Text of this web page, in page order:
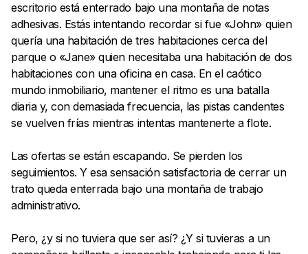
escritorio está enterrado bajo una montaña de notas
adhesivas. Estás intentando recordar si fue «John» quien
quería una habitación de tres habitaciones cerca del
parque o «Jane» quien necesitaba una habitación de dos
habitaciones con una oficina en casa. En el caótico
mundo inmobiliario, mantener el ritmo es una batalla
diaria y, con demasiada frecuencia, las pistas candentes
se vuelven frías mientras intentas mantenerte a flote.
Las ofertas se están escapando. Se pierden los
seguimientos. Y esa sensación satisfactoria de cerrar un
trato queda enterrada bajo una montaña de trabajo
administrativo.
Pero, ¿y si no tuviera que ser así? ¿Y si tuvieras a un